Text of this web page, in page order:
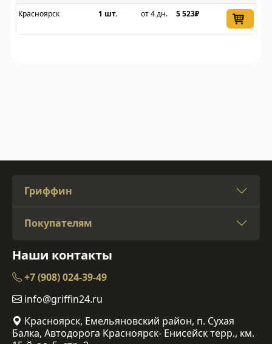
Красноярск
1 шт. от 4 дн. 5 523₽
Гриффин
Покупателям
Наши контакты
+7 (908) 024-39-49
info@griffin24.ru
Красноярск, Емельяновский район, п. Сухая
Балка, Автодорога Красноярск- Енисейск терр., км.